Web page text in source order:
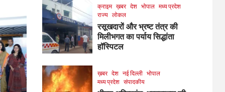
क्राइम ख़बर देश भोपाल मध्य प्रदेश
राज्य लोकल
रसूखदारों और भ्रष्ट तंत्र की
मिलीभगत का पर्याय सिद्धांता
हॉस्पिटल
ख़बर देश नई दिल्ली भोपाल
मध्य प्रदेश संपादकीय